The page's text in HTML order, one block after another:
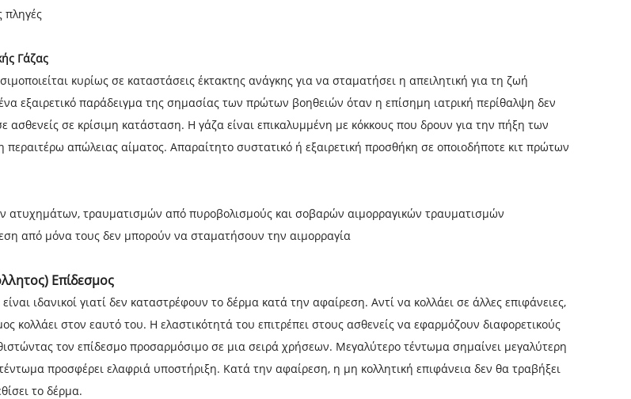
πληγές
Γάζας
κυρίως σε καταστάσεις έκτακτης ανάγκης για να σταματήσει η απειλητική για τη ζωή
εξαιρετικό παράδειγμα της σημασίας των πρώτων βοηθειών όταν η επίσημη ιατρική περίθαλψη δεν
ασθενείς σε κρίσιμη κατάσταση. Η γάζα είναι επικαλυμμένη με κόκκους που δρουν για την πήξη των
απώλειας αίματος. Απαραίτητο συστατικό ή εξαιρετική προσθήκη σε οποιοδήποτε κιτ πρώτων
ατυχημάτων, τραυματισμών από πυροβολισμούς και σοβαρών αιμορραγικών τραυματισμών
από μόνα τους δεν μπορούν να σταματήσουν την αιμορραγία
Επίδεσμος
είναι ιδανικοί γιατί δεν καταστρέφουν το δέρμα κατά την αφαίρεση. Αντί να κολλάει σε άλλες επιφάνειες,
κολλάει στον εαυτό του. Η ελαστικότητά του επιτρέπει στους ασθενείς να εφαρμόζουν διαφορετικούς
τον επίδεσμο προσαρμόσιμο σε μια σειρά χρήσεων. Μεγαλύτερο τέντωμα σημαίνει μεγαλύτερη
προσφέρει ελαφριά υποστήριξη. Κατά την αφαίρεση, η μη κολλητική επιφάνεια δεν θα τραβήξει
το δέρμα.